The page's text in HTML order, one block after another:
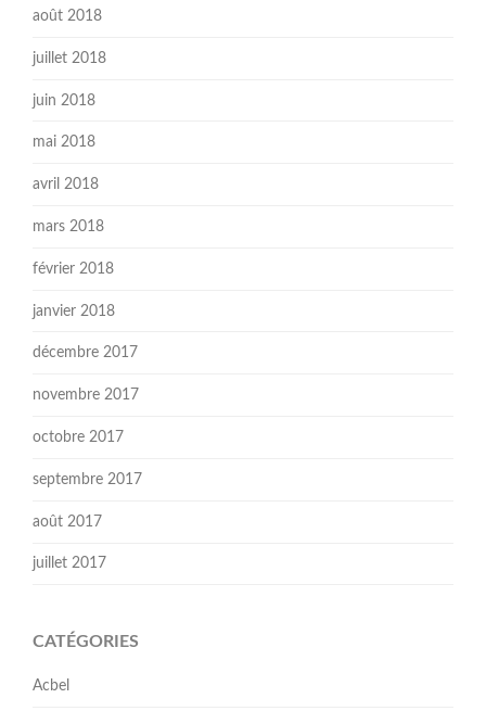
août 2018
juillet 2018
juin 2018
mai 2018
avril 2018
mars 2018
février 2018
janvier 2018
décembre 2017
novembre 2017
octobre 2017
septembre 2017
août 2017
juillet 2017
CATÉGORIES
Acbel